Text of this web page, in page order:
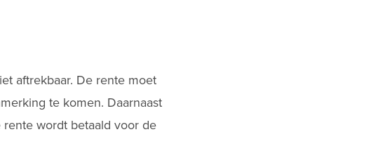
aftrekbaar. De rente moet
te komen. Daarnaast
wordt betaald voor de